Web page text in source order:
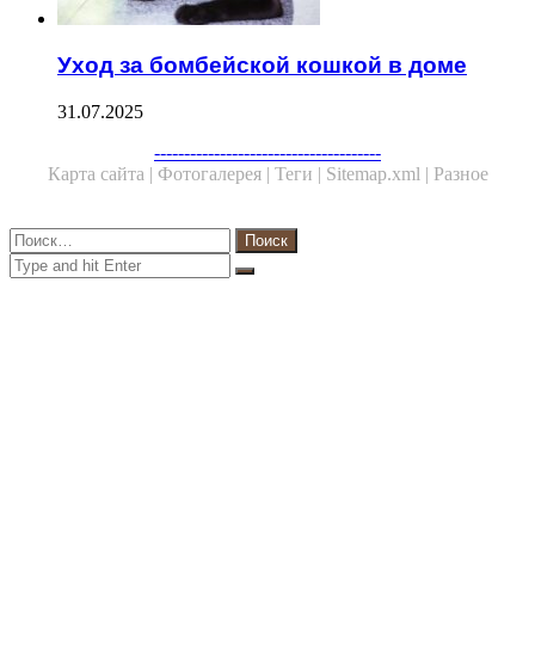
Уход за бомбейской кошкой в доме
31.07.2025
--------------------------------------
Карта сайта | Фотогалерея | Теги | Sitemap.xml | Разное
Close
Найти:
Close
Search